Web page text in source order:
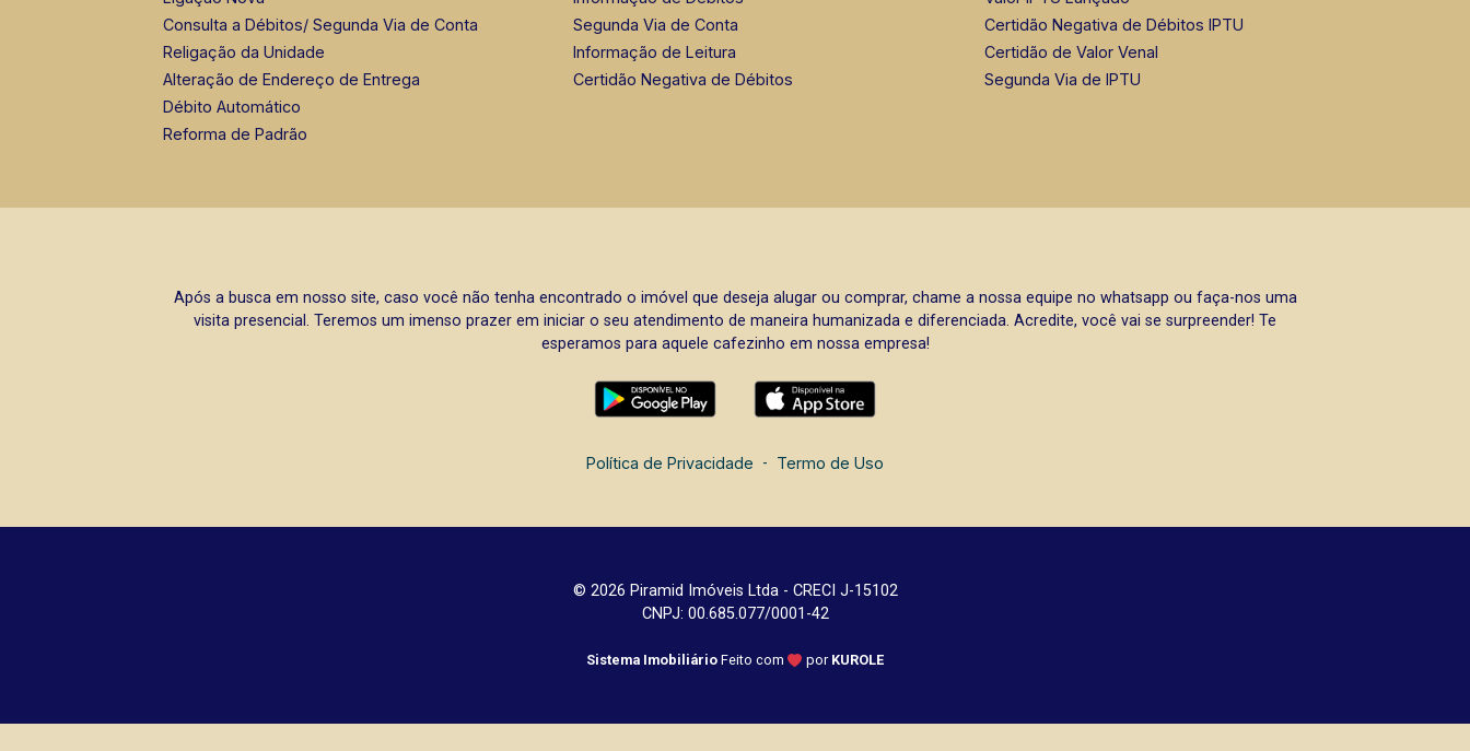
Consulta a Débitos/ Segunda Via de Conta
Religação da Unidade
Alteração de Endereço de Entrega
Débito Automático
Reforma de Padrão
Segunda Via de Conta
Informação de Leitura
Certidão Negativa de Débitos
Certidão Negativa de Débitos IPTU
Certidão de Valor Venal
Segunda Via de IPTU
Após a busca em nosso site, caso você não tenha encontrado o imóvel que deseja alugar ou comprar, chame a nossa equipe no whatsapp ou faça-nos uma
visita presencial. Teremos um imenso prazer em iniciar o seu atendimento de maneira humanizada e diferenciada. Acredite, você vai se surpreender! Te
esperamos para aquele cafezinho em nossa empresa!
Política de Privacidade - Termo de Uso
© 2026 Piramid Imóveis Ltda - CRECI J-15102
CNPJ: 00.685.077/0001-42
Sistema Imobiliário Feito com por KUROLE